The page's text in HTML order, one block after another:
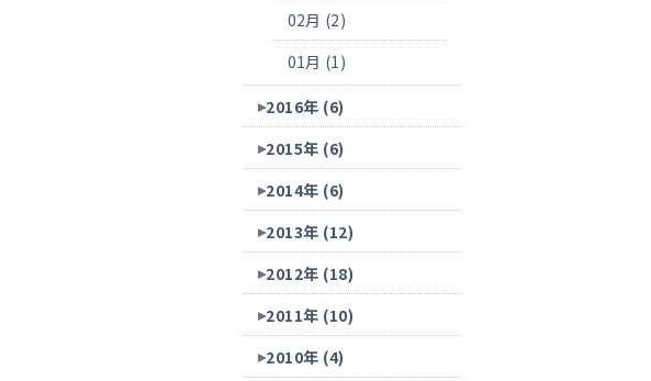
02月 (2)
01月 (1)
2016年 (6)
2015年 (6)
2014年 (6)
2013年 (12)
2012年 (18)
2011年 (10)
2010年 (4)